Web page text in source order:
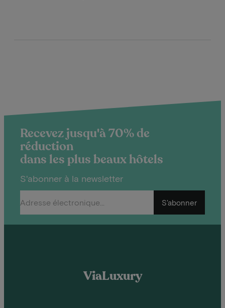
Recevez jusqu'à 70% de
réduction
dans les plus beaux hôtels
S'abonner à la newsletter
S'abonner
ViaLuxury